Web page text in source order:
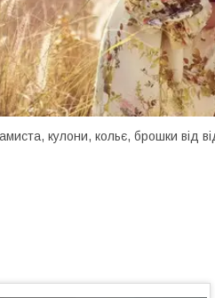
кулони, кольє, брошки від